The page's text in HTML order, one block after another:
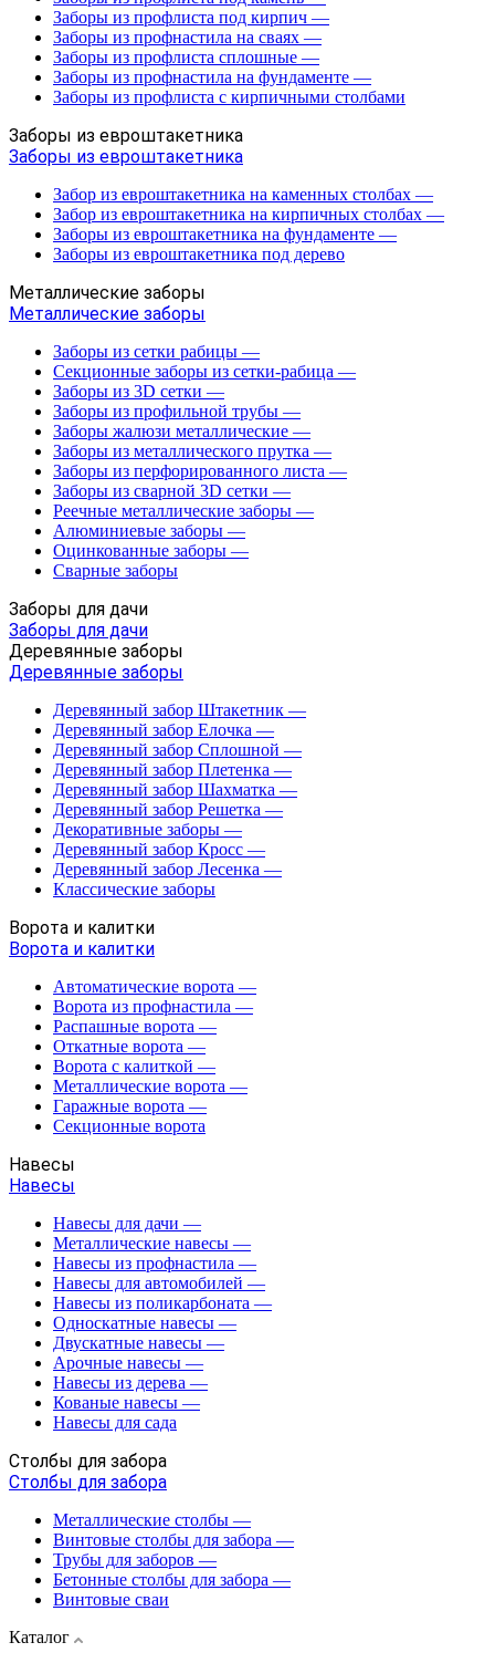
Заборы из профлиста под кирпич —
Заборы из профнастила на сваях —
Заборы из профлиста сплошные —
Заборы из профнастила на фундаменте —
Заборы из профлиста с кирпичными столбами
Заборы из евроштакетника
Заборы из евроштакетника
Забор из евроштакетника на каменных столбах —
Забор из евроштакетника на кирпичных столбах —
Заборы из евроштакетника на фундаменте —
Заборы из евроштакетника под дерево
Металлические заборы
Металлические заборы
Заборы из сетки рабицы —
Секционные заборы из сетки-рабица —
Заборы из 3D сетки —
Заборы из профильной трубы —
Заборы жалюзи металлические —
Заборы из металлического прутка —
Заборы из перфорированного листа —
Заборы из сварной 3D сетки —
Реечные металлические заборы —
Алюминиевые заборы —
Оцинкованные заборы —
Сварные заборы
Заборы для дачи
Заборы для дачи
Деревянные заборы
Деревянные заборы
Деревянный забор Штакетник —
Деревянный забор Елочка —
Деревянный забор Сплошной —
Деревянный забор Плетенка —
Деревянный забор Шахматка —
Деревянный забор Решетка —
Декоративные заборы —
Деревянный забор Кросс —
Деревянный забор Лесенка —
Классические заборы
Ворота и калитки
Ворота и калитки
Автоматические ворота —
Ворота из профнастила —
Распашные ворота —
Откатные ворота —
Ворота с калиткой —
Металлические ворота —
Гаражные ворота —
Секционные ворота
Навесы
Навесы
Навесы для дачи —
Металлические навесы —
Навесы из профнастила —
Навесы для автомобилей —
Навесы из поликарбоната —
Односкатные навесы —
Двускатные навесы —
Арочные навесы —
Навесы из дерева —
Кованые навесы —
Навесы для сада
Столбы для забора
Столбы для забора
Металлические столбы —
Винтовые столбы для забора —
Трубы для заборов —
Бетонные столбы для забора —
Винтовые сваи
Каталог